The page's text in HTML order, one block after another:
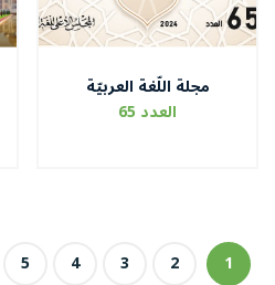
مجلة اللّغة العربيّة
العدد 65
1
2
3
4
5